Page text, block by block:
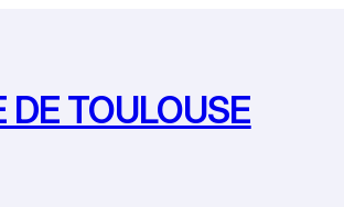
DE TOULOUSE